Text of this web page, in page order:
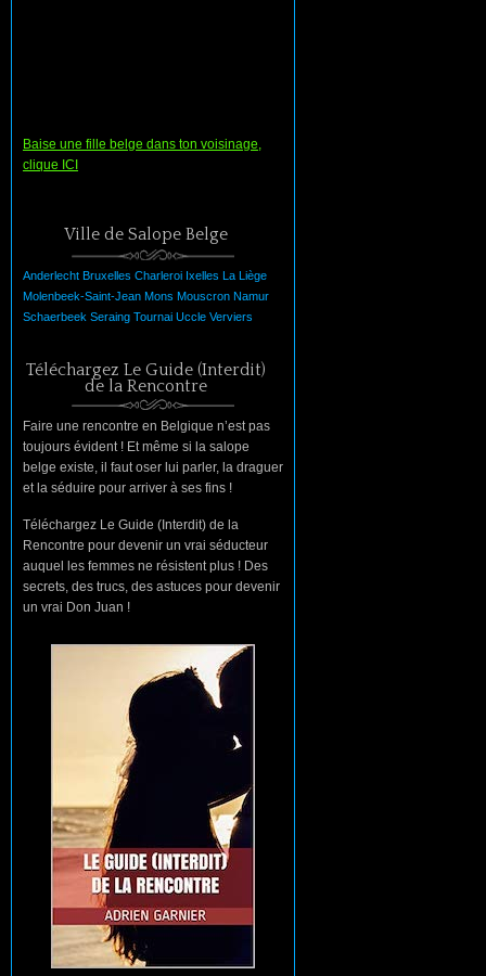
Baise une fille belge dans ton voisinage,
clique ICI
Ville de Salope Belge
Anderlecht Bruxelles Charleroi Ixelles La Liège
Molenbeek-Saint-Jean Mons Mouscron Namur
Schaerbeek Seraing Tournai Uccle Verviers
Téléchargez Le Guide (Interdit)
de la Rencontre
Faire une rencontre en Belgique n’est pas
toujours évident ! Et même si la salope
belge existe, il faut oser lui parler, la draguer
et la séduire pour arriver à ses fins !
Téléchargez Le Guide (Interdit) de la
Rencontre pour devenir un vrai séducteur
auquel les femmes ne résistent plus ! Des
secrets, des trucs, des astuces pour devenir
un vrai Don Juan !